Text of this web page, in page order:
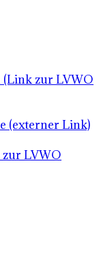
(Link zur LVWO
(externer Link)
zur LVWO